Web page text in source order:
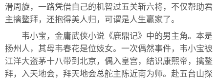
滑周旋，一路凭借自己的机智过五关斩六将，不仅帮助君
主擒鳌拜，还抱得美人归，可谓是人生赢家了。
韦小宝，金庸武侠小说《鹿鼎记》中的男主角。本是
扬州人，其母韦春花是位妓女。一次偶然事件，韦小宝被
江洋大盗茅十八带到北京，偶入皇宫，结识康熙帝，擒鳌
拜，入天地会，拜天地会总舵主陈近南为师。赴五台山探